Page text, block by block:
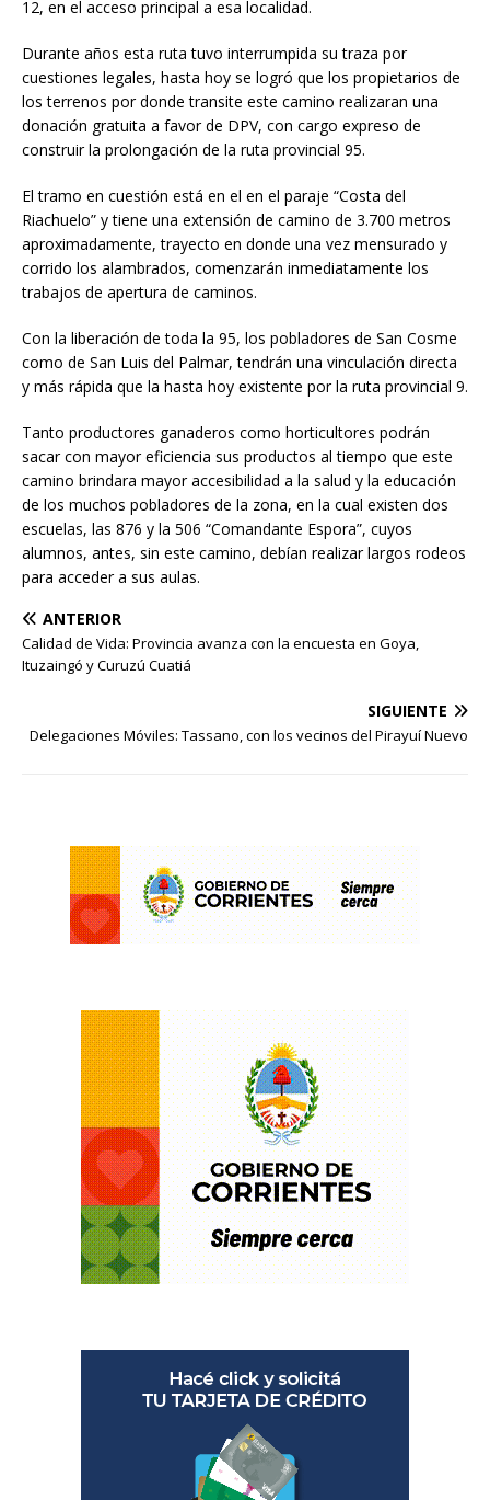
12, en el acceso principal a esa localidad.
Durante años esta ruta tuvo interrumpida su traza por
cuestiones legales, hasta hoy se logró que los propietarios de
los terrenos por donde transite este camino realizaran una
donación gratuita a favor de DPV, con cargo expreso de
construir la prolongación de la ruta provincial 95.
El tramo en cuestión está en el en el paraje “Costa del
Riachuelo” y tiene una extensión de camino de 3.700 metros
aproximadamente, trayecto en donde una vez mensurado y
corrido los alambrados, comenzarán inmediatamente los
trabajos de apertura de caminos.
Con la liberación de toda la 95, los pobladores de San Cosme
como de San Luis del Palmar, tendrán una vinculación directa
y más rápida que la hasta hoy existente por la ruta provincial 9.
Tanto productores ganaderos como horticultores podrán
sacar con mayor eficiencia sus productos al tiempo que este
camino brindara mayor accesibilidad a la salud y la educación
de los muchos pobladores de la zona, en la cual existen dos
escuelas, las 876 y la 506 “Comandante Espora”, cuyos
alumnos, antes, sin este camino, debían realizar largos rodeos
para acceder a sus aulas.
ANTERIOR
Calidad de Vida: Provincia avanza con la encuesta en Goya,
Ituzaingó y Curuzú Cuatiá
SIGUIENTE
Delegaciones Móviles: Tassano, con los vecinos del Pirayuí Nuevo